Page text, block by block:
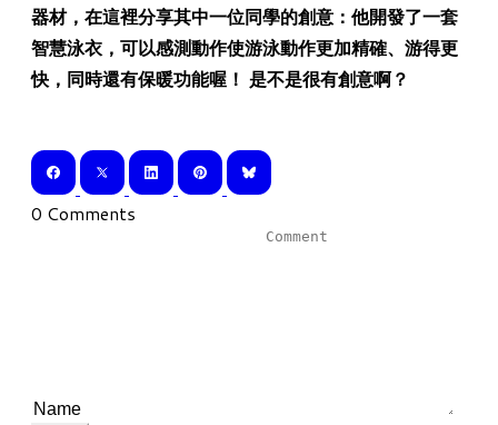
器材，在這裡分享其中一位同學的創意：他開發了一套
智慧泳衣，可以感測動作使游泳動作更加精確、游得更
快，同時還有保暖功能喔！ 是不是很有創意啊？
0 Comments